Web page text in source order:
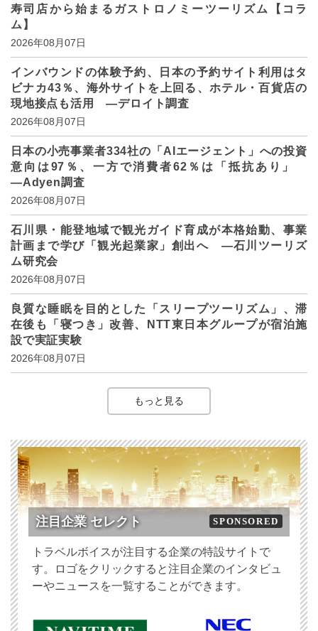
寿司店から始まるガストロノミーツーリズム【コラ
ム】
2026年08月07日
インバウンドの体験予約、日本の予約サイト利用はタ
ビナカ43％、海外サイトを上回る、ホテル・百貨店の
現地接点も活用 ―デロイト調査
2026年08月07日
日本の小売事業者334社の「AIエージェント」への投資
意向は97％、一方で消費者62％は「抵抗あり」
―Adyen調査
2026年08月07日
石川県・能登地域で観光ガイド育成が本格始動、事業
計画まで学び「観光起業家」創出へ ―石川ツーリズ
ム研究会
2026年08月07日
良質な睡眠を目的とした「スリープツーリズム」、滞
在後も「寝つき」改善、NTT東日本グループが宿泊施
設で実証実験
2026年08月07日
もっと見る
注目企業 セレクト SPONSORED
トラベルボイスが注目する企業の特設サイトで
す。ロゴをクリックすると注目企業のインタビュ
ーやニュースを一覧することができます。